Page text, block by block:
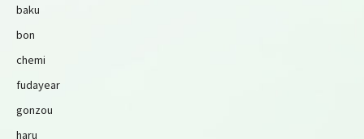
baku
bon
chemi
fudayear
gonzou
haru